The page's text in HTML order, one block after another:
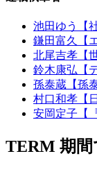
池田ゆう【
鎌田富久【
北尾吉孝【
鈴木康弘【
孫泰蔵【孫
村口和孝【
安岡定子【
TERM 期間